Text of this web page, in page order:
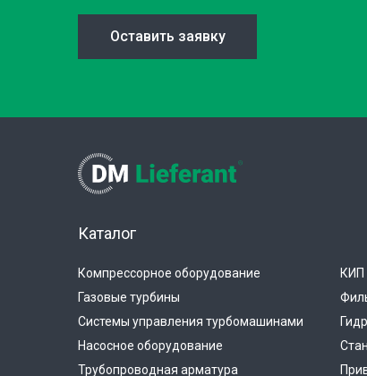
Оставить заявку
Каталог
Компрессорное оборудование
Газовые турбины
Системы управления турбомашинами
Насосное оборудование
Трубопроводная арматура
КИП